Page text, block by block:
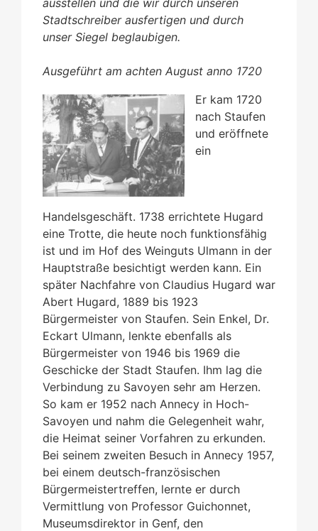
Stadtschreiber ausfertigen und durch
unser Siegel beglaubigen.
Ausgeführt am achten August anno 1720
Er kam 1720
nach Staufen
und eröffnete
ein
Handelsgeschäft. 1738 errichtete Hugard
eine Trotte, die heute noch funktionsfähig
ist und im Hof des Weinguts Ulmann in der
Hauptstraße besichtigt werden kann. Ein
später Nachfahre von Claudius Hugard war
Abert Hugard, 1889 bis 1923
Bürgermeister von Staufen. Sein Enkel, Dr.
Eckart Ulmann, lenkte ebenfalls als
Bürgermeister von 1946 bis 1969 die
Geschicke der Stadt Staufen. Ihm lag die
Verbindung zu Savoyen sehr am Herzen.
So kam er 1952 nach Annecy in Hoch-
Savoyen und nahm die Gelegenheit wahr,
die Heimat seiner Vorfahren zu erkunden.
Bei seinem zweiten Besuch in Annecy 1957,
bei einem deutsch-französischen
Bürgermeistertreffen, lernte er durch
Vermittlung von Professor Guichonnet,
Museumsdirektor in Genf, den